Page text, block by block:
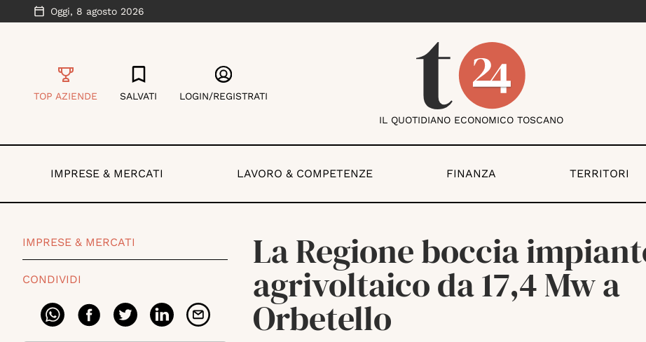
Oggi, 8 agosto 2026
TOP AZIENDE SALVATI LOGIN/REGISTRATI
IL QUOTIDIANO ECONOMICO TOSCANO
IMPRESE & MERCATI LAVORO & COMPETENZE FINANZA TERRITORI
IMPRESE & MERCATI
CONDIVIDI
La Regione boccia
agrivoltaico da 17,4 Mw a
Orbetello